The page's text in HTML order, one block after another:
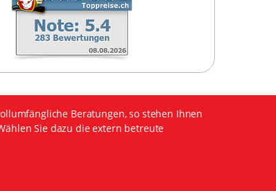
Beratungen, so stehen Ihnen
Sie dazu die extern betreute